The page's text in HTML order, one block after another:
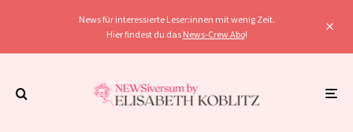
News für interessierte Leser:innen mit wenig Zeit.
Hier findest du das News-Crew Abo!